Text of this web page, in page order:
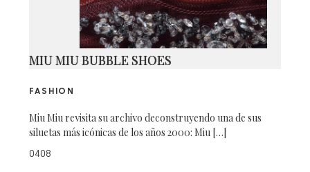
MIU MIU BUBBLE SHOES
FASHION
Miu Miu revisita su archivo deconstruyendo una de sus
siluetas más icónicas de los años 2000: Miu […]
0408